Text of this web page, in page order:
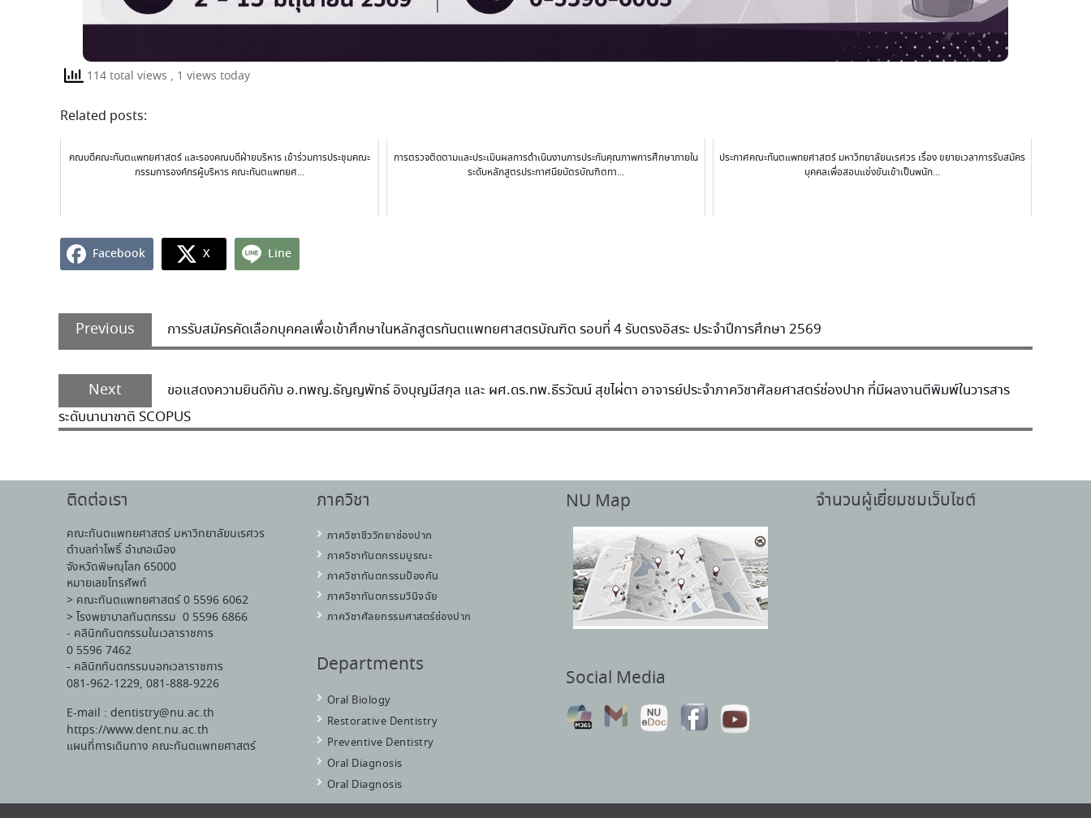
114 total views , 1 views today
Related posts:
คณบดีคณะทันตแพทยศาสตร์ และรองคณบดีฝ่ายบริหาร เข้าร่วมการประชุมคณะ
กรรมการองค์กรผู้บริหาร คณะทันตแพทยศ...
การตรวจติดตามและประเมินผลการดำเนินงานการประกันคุณภาพการศึกษาภายใน
ระดับหลักสูตรประกาศนียบัตรบัณฑิตทา...
ประกาศคณะทันตแพทยศาสตร์ มหาวิทยาลัยนเรศวร เรื่อง ขยายเวลาการรับสมัคร
บุคคลเพื่อสอบแข่งขันเข้าเป็นพนัก...
Facebook X Line
Previous การรับสมัครคัดเลือกบุคคลเพื่อเข้าศึกษาในหลักสูตรทันตแพทยศาสตรบัณฑิต รอบที่ 4 รับตรงอิสระ ประจำปีการศึกษา 2569
Next
ขอแสดงความยินดีกับ อ.ทพญ.ธัญญพัทธ์ อิงบุญมีสกุล และ ผศ.ดร.ทพ.ธีรวัฒน์ สุขไผ่ตา อาจารย์ประจำภาควิชาศัลยศาสตร์ช่องปาก ที่มีผลงานตีพิมพ์ในวารสาร
ระดับนานาชาติ SCOPUS
ติดต่อเรา
คณะทันตแพทยศาสตร์ มหาวิทยาลัยนเรศวร
ตำบลท่าโพธิ์ อำเภอเมือง
จังหวัดพิษณุโลก 65000
หมายเลขโทรศัพท์
> คณะทันตแพทยศาสตร์ 0 5596 6062
> โรงพยาบาลทันตกรรม 0 5596 6866
- คลินิกทันตกรรมในเวลาราชการ
0 5596 7462
- คลินิกทันตกรรมนอกเวลาราชการ
081-962-1229, 081-888-9226
E-mail : dentistry@nu.ac.th
https://www.dent.nu.ac.th
แผนที่การเดินทาง คณะทันตแพทยศาสตร์
ภาควิชา
ภาควิชาชีววิทยาช่องปาก
ภาควิชาทันตกรรมบูรณะ
ภาควิชาทันตกรรมป้องกัน
ภาควิชาทันตกรรมวินิจฉัย
ภาควิชาศัลยกรรมศาสตร์ช่องปาก
Departments
Oral Biology
Restorative Dentistry
Preventive Dentistry
Oral Diagnosis
Oral Diagnosis
NU Map
Social Media
จำนวนผู้เยี่ยมชมเว็บไซต์